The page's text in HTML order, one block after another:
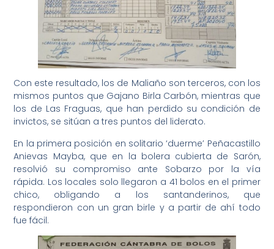
Con este resultado, los de Maliaño son terceros, con los
mismos puntos que Gajano Birla Carbón, mientras que
los de Las Fraguas, que han perdido su condición de
invictos, se sitúan a tres puntos del liderato.
En la primera posición en solitario ‘duerme’ Peñacastillo
Anievas Mayba, que en la bolera cubierta de Sarón,
resolvió su compromiso ante Sobarzo por la vía
rápida. Los locales solo llegaron a 41 bolos en el primer
chico, obligando a los santanderinos, que
respondieron con un gran birle y a partir de ahí todo
fue fácil.